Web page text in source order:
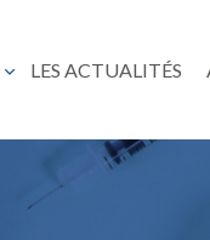
LES ACTUALITÉS